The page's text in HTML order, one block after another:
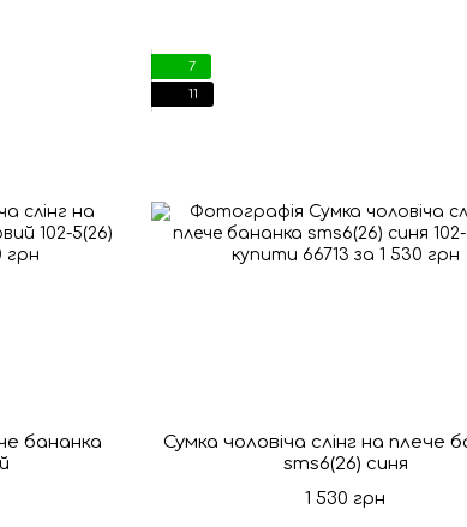
бананка
7
11
Сумка чоловіча слінг на плече
sms6(26) синя
1 530 грн